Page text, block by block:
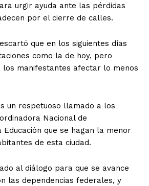
urgir ayuda ante las pérdidas
por el cierre de calles.
que en los siguientes días
como la de hoy, pero
los manifestantes afectar lo menos
un respetuoso llamado a los
Nacional de
que se hagan la menor
de esta ciudad.
al diálogo para que se avance
las dependencias federales, y